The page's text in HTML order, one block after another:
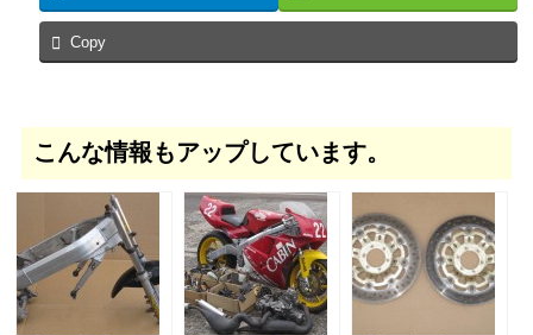
Copy
こんな情報もアップしています。